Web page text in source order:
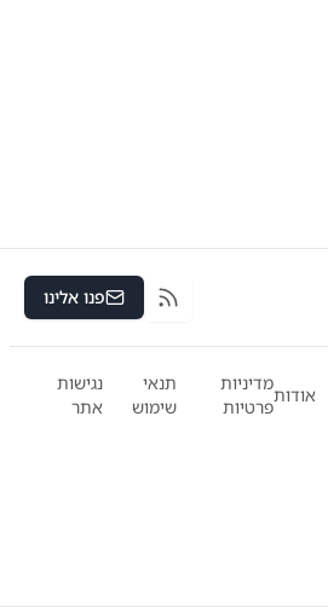
RSS פנו אלינו
אודות
מדיניות
פרטיות
תנאי
שימוש
נגישות
אתר